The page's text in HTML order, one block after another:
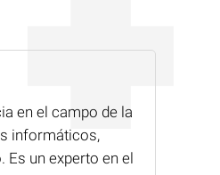
en el campo de la
informáticos,
un experto en el